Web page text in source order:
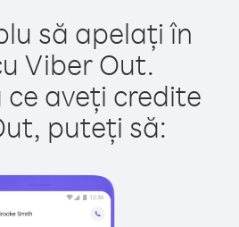
să apelați în
Viber Out.
ce aveți credite
puteți să: